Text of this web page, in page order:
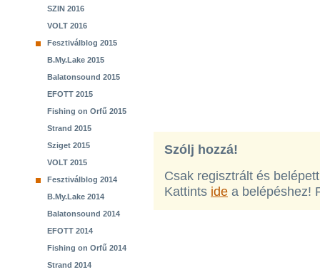
SZIN 2016
VOLT 2016
Fesztiválblog 2015
B.My.Lake 2015
Balatonsound 2015
EFOTT 2015
Fishing on Orfű 2015
Strand 2015
Sziget 2015
VOLT 2015
Fesztiválblog 2014
B.My.Lake 2014
Balatonsound 2014
EFOTT 2014
Fishing on Orfű 2014
Strand 2014
Szólj hozzá!
Csak regisztrált és
Kattints ide a belépéshez!